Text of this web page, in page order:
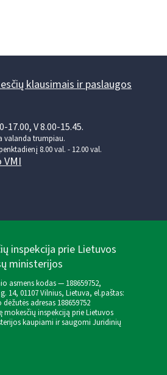
klausimais ir paslaugos
17.00, V 8.00-15.45.
valanda trumpiau.
8.00 val. - 12.00 val.
VMI
inspekcija prie Lietuvos
ministerijos
asmens kodas — 188659752,
14, 01107 Vilnius, Lietuva, el.paštas:
adresas 188659752
mokesčių inspekciją prie Lietuvos
kaupiami ir saugomi Juridinių